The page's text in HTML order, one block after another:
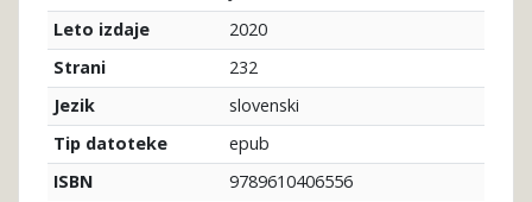
Leto izdaje
2020
Strani
232
Jezik
slovenski
Tip datoteke
epub
ISBN
9789610406556